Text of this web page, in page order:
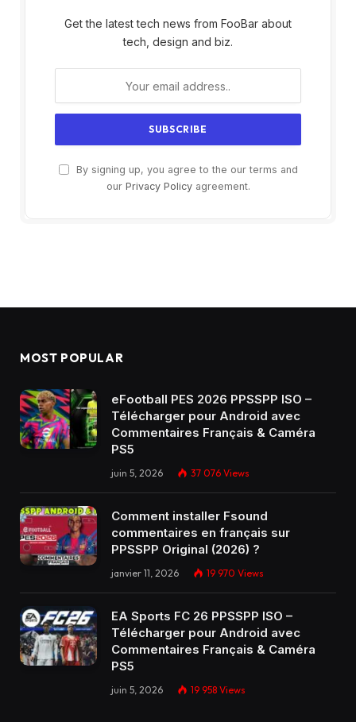
Get the latest tech news from FooBar about
tech, design and biz.
By signing up, you agree to the our terms and
our Privacy Policyagreement.
MOST POPULAR
eFootball PES 2026 PPSSPP ISO –
Télécharger pour Android avec
Commentaires Français & Caméra
PS5
juin 5, 2026 37 076 Views
Comment installer Fsound
commentaires en français sur
PPSSPP Original (2026) ?
janvier 11, 2026 19 970 Views
EA Sports FC 26 PPSSPP ISO –
Télécharger pour Android avec
Commentaires Français & Caméra
PS5
juin 5, 2026 19 958 Views